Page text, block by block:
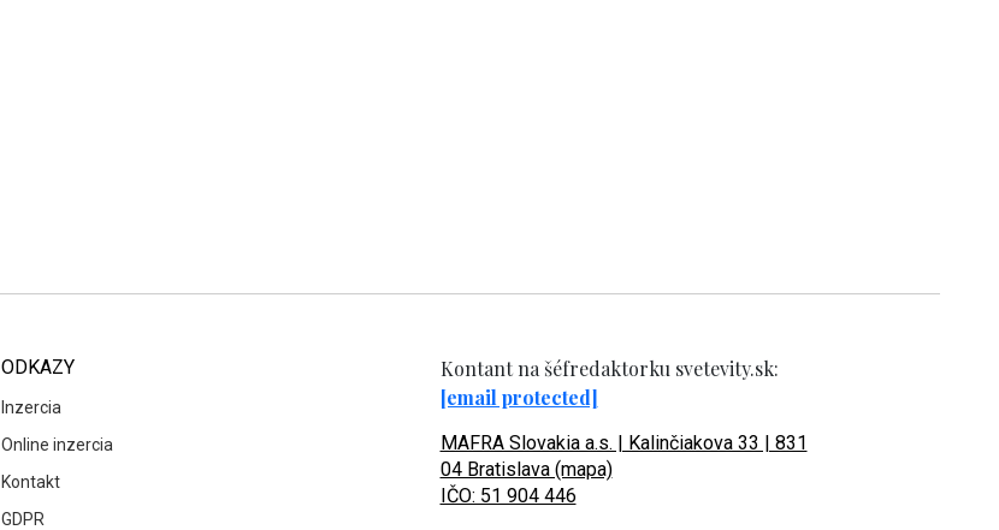
ODKAZY
Inzercia
Online inzercia
Kontakt
GDPR
Kontant na šéfredaktorku svetevity.sk:
[email protected]
MAFRA Slovakia a.s. | Kalinčiakova 33 | 831
04 Bratislava (mapa)
IČO: 51 904 446